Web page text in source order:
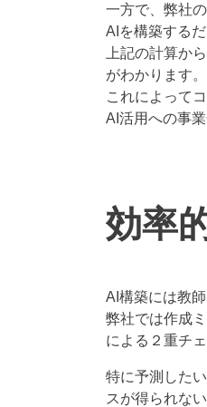
一方で、弊社
AIを構築する
上記の計算か
がわかります。
これによって
AI活用への事
効率
AI構築には教
弊社では作成
による２重チ
特に予測した
スが得られな